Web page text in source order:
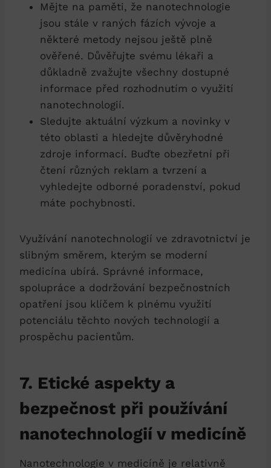
Mějte na paměti, že nanotechnologie
jsou stále v raných fázích vývoje a
některé metody nejsou ještě plně
ověřené. Důvěřujte svému lékaři a
důkladně zvažujte všechny dostupné
informace před rozhodnutím o využití
nanotechnologií.
Sledujte aktuální výzkum a novinky v
této oblasti a hledejte důvěryhodné
zdroje informací. Buďte obezřetní při
čtení různých reklam a tvrzení a
vyhledejte odborné poradenství, pokud
máte pochybnosti.
Využívání nanotechnologií ve zdravotnictví je
slibným směrem, kterým se moderní
medicína ubírá. Správné informace,
spolupráce a dodržování bezpečnostních
opatření jsou klíčem k plnému využití
potenciálu těchto nových technologií a
prospěchu pacientům.
7. Etické aspekty a
bezpečnost při používání
nanotechnologií v medicíně
Nanotechnologie v medicíně je relativně